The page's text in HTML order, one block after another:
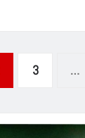
3 …